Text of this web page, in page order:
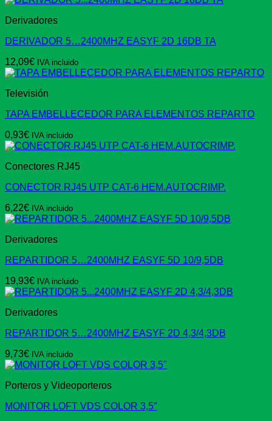
Derivadores
DERIVADOR 5…2400MHZ EASYF 2D 16DB TA
12,09€ IVA incluido
Televisión
TAPA EMBELLECEDOR PARA ELEMENTOS REPARTO
0,93€ IVA incluido
Conectores RJ45
CONECTOR RJ45 UTP CAT-6 HEM.AUTOCRIMP.
6,22€ IVA incluido
Derivadores
REPARTIDOR 5…2400MHZ EASYF 5D 10/9,5DB
19,93€ IVA incluido
Derivadores
REPARTIDOR 5…2400MHZ EASYF 2D 4,3/4,3DB
9,73€ IVA incluido
Porteros y Videoporteros
MONITOR LOFT VDS COLOR 3,5″